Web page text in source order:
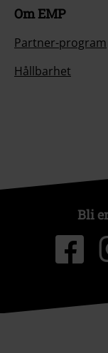
Om EMP
Partner-program
Hållbarhet
Bli